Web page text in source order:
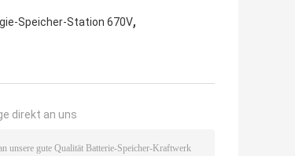
Speicher-Station 670V,
direkt an uns